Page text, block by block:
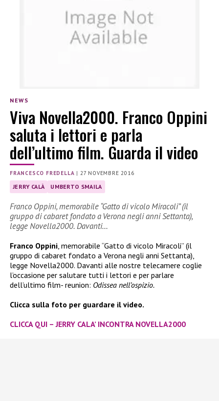
NEWS
Viva Novella2000. Franco Oppini
saluta i lettori e parla
dell’ultimo film. Guarda il video
FRANCESCO FREDELLA | 27 NOVEMBRE 2016
JERRY CALÀ UMBERTO SMAILA
Franco Oppini, memorabile “Gatto di vicolo Miracoli” (il
gruppo di cabaret fondato a Verona negli anni Settanta),
legge Novella2000. Davanti…
Franco Oppini, memorabile “Gatto di vicolo Miracoli” (il
gruppo di cabaret fondato a Verona negli anni Settanta),
legge Novella2000. Davanti alle nostre telecamere coglie
l’occasione per salutare tutti i lettori e per parlare
dell’ultimo film- reunion: Odissea nell’ospizio.
Clicca sulla foto per guardare il video.
CLICCA QUI – JERRY CALA’ INCONTRA NOVELLA2000